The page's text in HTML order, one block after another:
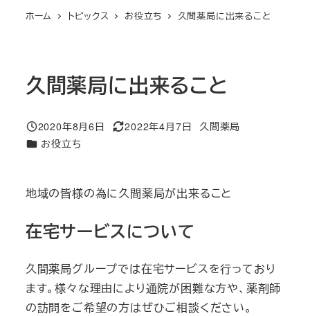
ホーム トピックス お役立ち 久間薬局に出来ること
久間薬局に出来ること
投稿日
2020年8月6日
更新日
2022年4月7日
著
久間薬局
カテゴリー
お役立ち
地域の皆様の為に久間薬局が出来ること
在宅サービスについて
久間薬局グループでは在宅サービスを行っており
ます。様々な理由により通院が困難な方や、薬剤師
の訪問をご希望の方はぜひご相談ください。